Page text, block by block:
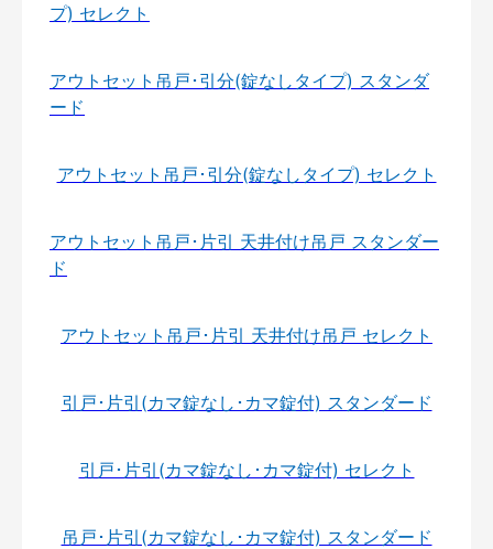
プ) セレクト
アウトセット吊戸･引分(錠なしタイプ) スタンダ
ード
アウトセット吊戸･引分(錠なしタイプ) セレクト
アウトセット吊戸･片引 天井付け吊戸 スタンダー
ド
アウトセット吊戸･片引 天井付け吊戸 セレクト
引戸･片引(カマ錠なし･カマ錠付) スタンダード
引戸･片引(カマ錠なし･カマ錠付) セレクト
吊戸･片引(カマ錠なし･カマ錠付) スタンダード